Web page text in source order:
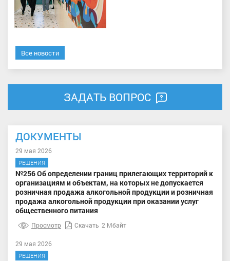
Все новости
ЗАДАТЬ ВОПРОС
ДОКУМЕНТЫ
29 мая 2026
РЕШЕНИЯ
№256 Об определении границ прилегающих территорий к
организациям и объектам, на которых не допускается
розничная продажа алкогольной продукции и розничная
продажа алкогольной продукции при оказании услуг
общественного питания
Просмотр Скачать 2 Мбайт
29 мая 2026
РЕШЕНИЯ